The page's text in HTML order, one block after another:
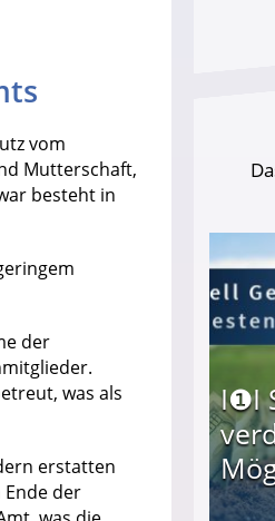
vom
Mutterschaft,
besteht in
der
was als
erstatten
der
I❶I